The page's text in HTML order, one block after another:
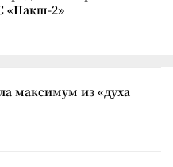
«Пакш-2»
максимум из «духа